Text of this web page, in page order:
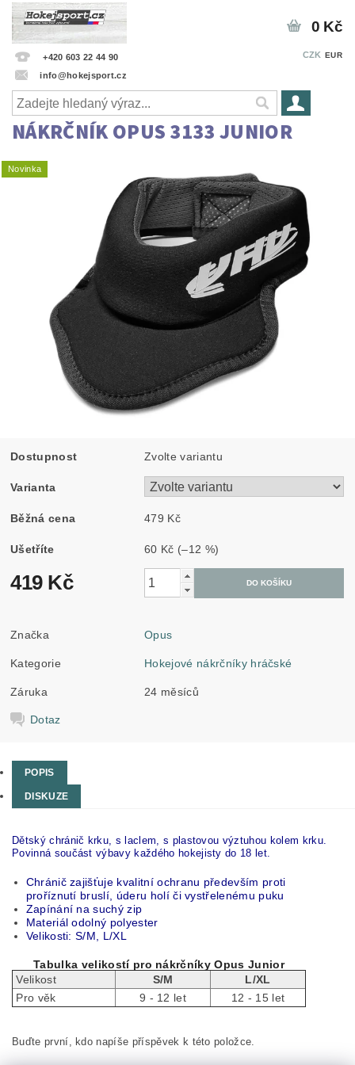
+420 603 22 44 90
info@hokejsport.cz
CZK EUR
0 Kč
NÁKRČNÍK OPUS 3133 JUNIOR
Novinka
Dostupnost Zvolte variantu
Varianta
Běžná cena 479 Kč
Ušetříte 60 Kč (–12 %)
419 Kč
Značka Opus
Kategorie Hokejové nákrčníky hráčské
Záruka 24 měsíců
Dotaz
POPIS
DISKUZE
Dětský chránič krku, s laclem, s plastovou výztuhou kolem krku.
Povinná součást výbavy každého hokejisty do 18 let.
Chránič zajišťuje kvalitní ochranu především proti
proříznutí bruslí, úderu holí či vystřelenému puku
Zapínání na suchý zip
Materiál odolný polyester
Velikosti: S/M, L/XL
Tabulka velikostí pro nákrčníky Opus Junior
Velikost
S/M
L/XL
Pro věk
9 - 12 let 12 - 15 let
Buďte první, kdo napíše příspěvek k této položce.